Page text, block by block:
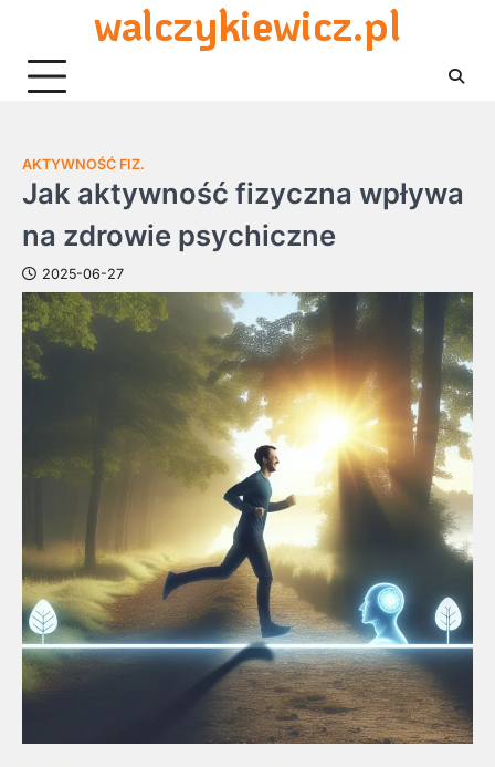
content
walczykiewicz.pl
AKTYWNOŚĆ FIZ.
Jak aktywność fizyczna wpływa
na zdrowie psychiczne
2025-06-27